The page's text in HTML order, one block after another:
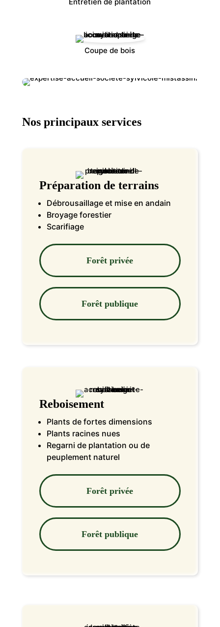
Coupe de bois
Nos principaux services
Préparation de terrains
Débrousaillage et mise en andain
Broyage forestier
Scarifiage
Forêt privée
Forêt publique
Reboisement
Plants de fortes dimensions
Plants racines nues
Regarni de plantation ou de
peuplement naturel
Forêt privée
Forêt publique